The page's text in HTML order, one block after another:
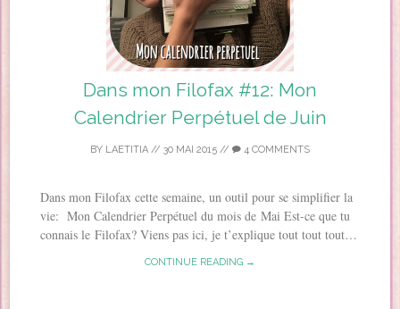
Dans mon Filofax #12: Mon
Calendrier Perpétuel de Juin
BY LAETITIA // 30 MAI 2015 // 4 COMMENTS
Dans mon Filofax cette semaine, un outil pour se simplifier la
vie: Mon Calendrier Perpétuel du mois de Mai Est-ce que tu
connais le Filofax? Viens pas ici, je t’explique tout tout tout…
CONTINUE READING →